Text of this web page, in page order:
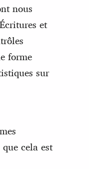
nous
et
forme
sur
cela est